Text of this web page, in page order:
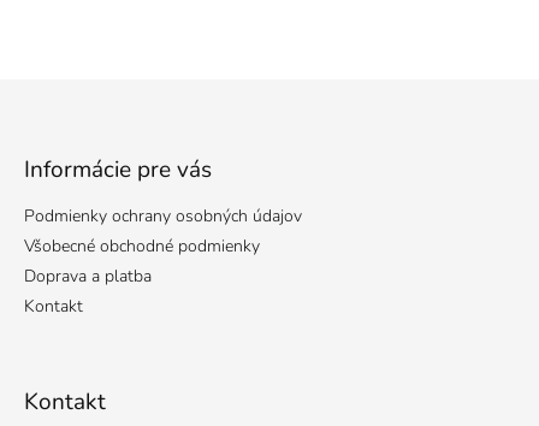
Informácie pre vás
Podmienky ochrany osobných údajov
Všobecné obchodné podmienky
Doprava a platba
Kontakt
Kontakt